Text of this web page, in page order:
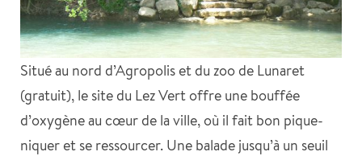
Situé au nord d’Agropolis et du zoo de Lunaret
(gratuit), le site du Lez Vert offre une bouffée
d’oxygène au cœur de la ville, où il fait bon pique-
niquer et se ressourcer. Une balade jusqu’à un seuil